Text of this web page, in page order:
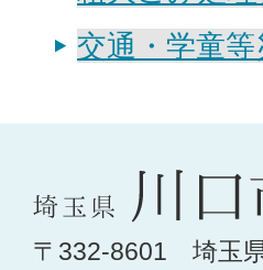
交通・学童
〒332-8601 埼玉